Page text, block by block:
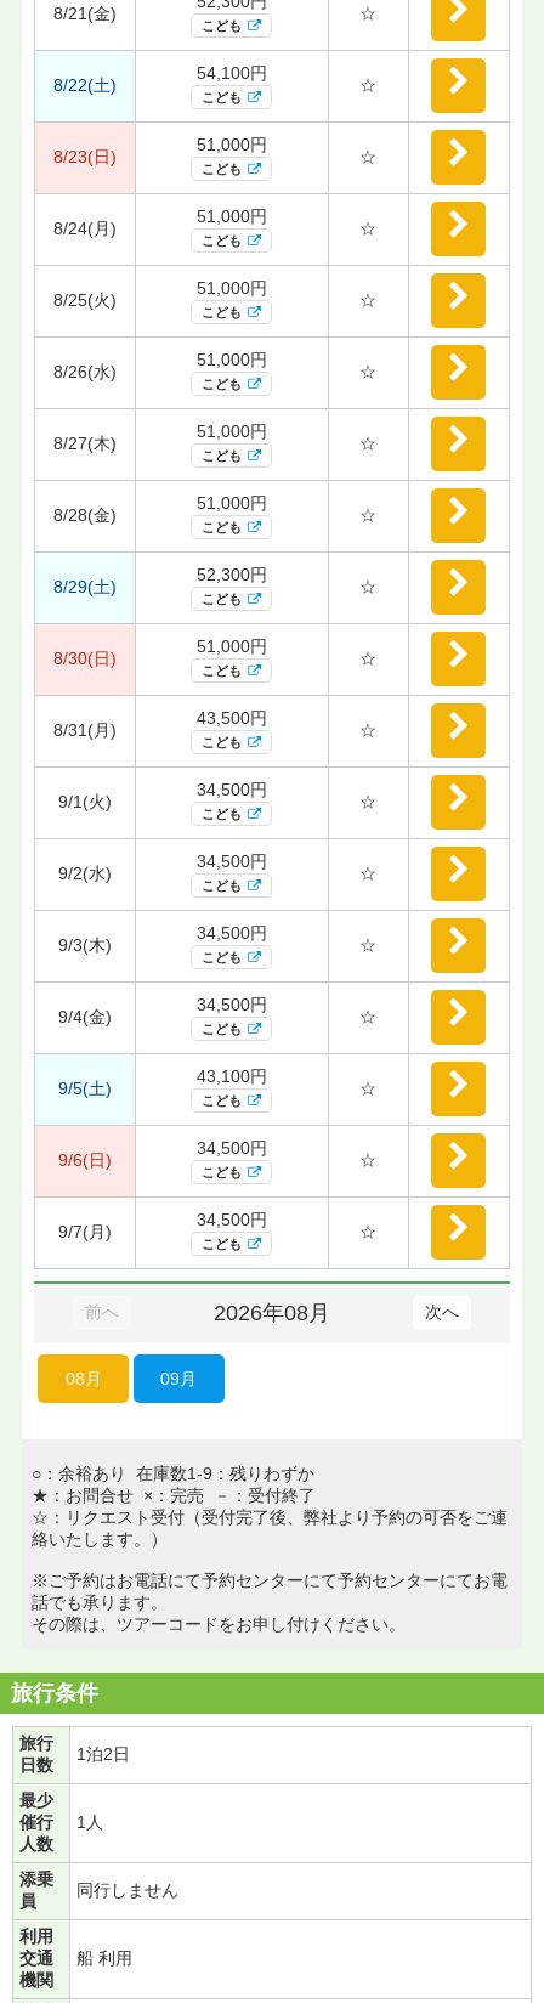
8/21(金)
こども
☆
8/22(土)
54,100円
こども
☆
8/23(日)
51,000円
こども
☆
8/24(月)
51,000円
こども
☆
8/25(火)
51,000円
こども
☆
8/26(水)
51,000円
こども
☆
8/27(木)
51,000円
こども
☆
8/28(金)
51,000円
こども
☆
8/29(土)
52,300円
こども
☆
8/30(日)
51,000円
こども
☆
8/31(月)
43,500円
こども
☆
9/1(火)
34,500円
こども
☆
9/2(水)
34,500円
こども
☆
9/3(木)
34,500円
こども
☆
9/4(金)
34,500円
こども
☆
9/5(土)
43,100円
こども
☆
9/6(日)
34,500円
こども
☆
9/7(月)
34,500円
こども
☆
前へ 2026年08月 次へ
08月 09月
○：余裕あり 在庫数1-9：残りわずか
★：お問合せ ×：完売 －：受付終了
☆：リクエスト受付（受付完了後、弊社より予約の可否をご連
絡いたします。）
※ご予約はお電話にて予約センターにて予約センターにてお電
話でも承ります。
その際は、ツアーコードをお申し付けください。
旅行条件
旅行
日数
1泊2日
最少
催行
人数
1人
添乗
員
同行しません
利用
交通
機関
船 利用